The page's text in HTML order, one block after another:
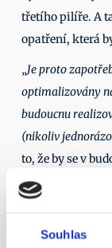
Souhlas
třetího pilíře. A
opatření, která
„Je proto
optimalizovány
budoucnu
(nikoliv
to, že by se v
spoření, aby
naspořené